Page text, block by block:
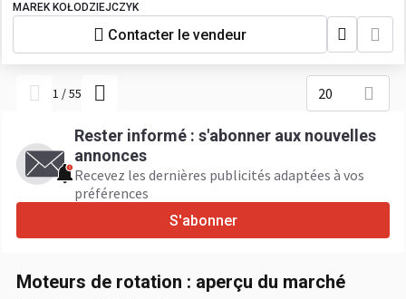
MAREK KOŁODZIEJCZYK
Contacter le vendeur
1 /55 20
Rester informé : s'abonner aux nouvelles
annonces
Recevez les dernières publicités adaptées à vos
préférences
S'abonner
Moteurs de rotation : aperçu du marché